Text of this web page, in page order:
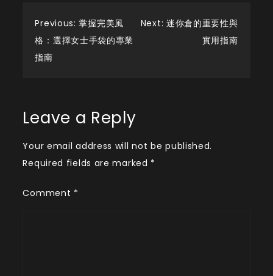
Post
navigation
Previous: 掌握完美風
格：選擇女士手袋的專業
指南
Next: 迷你倉的重要性與
實用指南
Leave a Reply
Your email address will not be published.
Required fields are marked *
Comment *